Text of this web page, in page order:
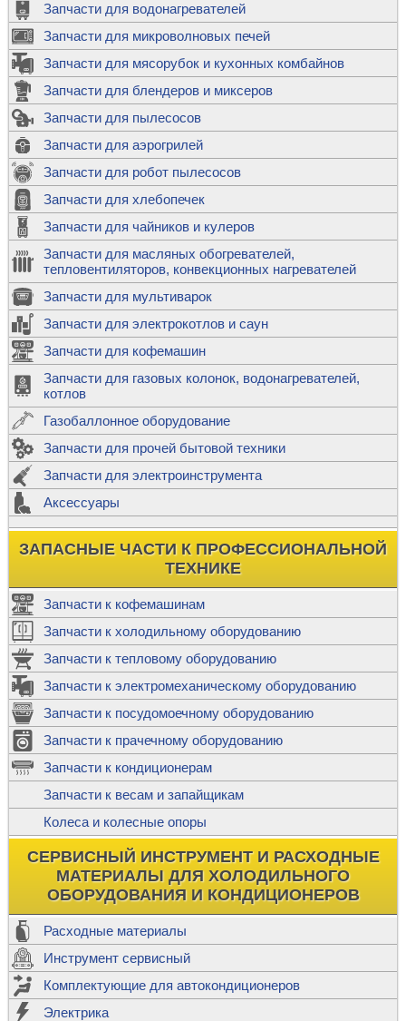
Запчасти для водонагревателей
Запчасти для микроволновых печей
Запчасти для мясорубок и кухонных комбайнов
Запчасти для блендеров и миксеров
Запчасти для пылесосов
Запчасти для аэрогрилей
Запчасти для робот пылесосов
Запчасти для хлебопечек
Запчасти для чайников и кулеров
Запчасти для масляных обогревателей,
тепловентиляторов, конвекционных нагревателей
Запчасти для мультиварок
Запчасти для электрокотлов и саун
Запчасти для кофемашин
Запчасти для газовых колонок, водонагревателей,
котлов
Газобаллонное оборудование
Запчасти для прочей бытовой техники
Запчасти для электроинструмента
Аксессуары
ЗАПАСНЫЕ ЧАСТИ К ПРОФЕССИОНАЛЬНОЙ
ТЕХНИКЕ
Запчасти к кофемашинам
Запчасти к холодильному оборудованию
Запчасти к тепловому оборудованию
Запчасти к электромеханическому оборудованию
Запчасти к посудомоечному оборудованию
Запчасти к прачечному оборудованию
Запчасти к кондиционерам
Запчасти к весам и запайщикам
Колеса и колесные опоры
СЕРВИСНЫЙ ИНСТРУМЕНТ И РАСХОДНЫЕ
МАТЕРИАЛЫ ДЛЯ ХОЛОДИЛЬНОГО
ОБОРУДОВАНИЯ И КОНДИЦИОНЕРОВ
Расходные материалы
Инструмент сервисный
Комплектующие для автокондиционеров
Электрика